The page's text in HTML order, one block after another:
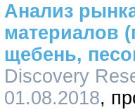
Анализ
материалов
щебень,
Discovery
01.08.2018